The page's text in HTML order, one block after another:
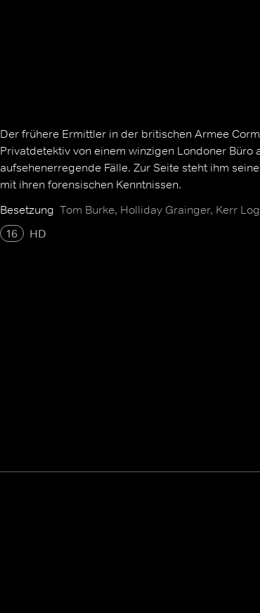
Der frühere Ermittler in der britischen Armee
Privatdetektiv von einem winzigen Londoner Büro
aufsehenerregende Fälle. Zur Seite steht ihm
mit ihren forensischen Kenntnissen.
Besetzung Tom Burke, Holliday Grainger, Kerr
16
HD